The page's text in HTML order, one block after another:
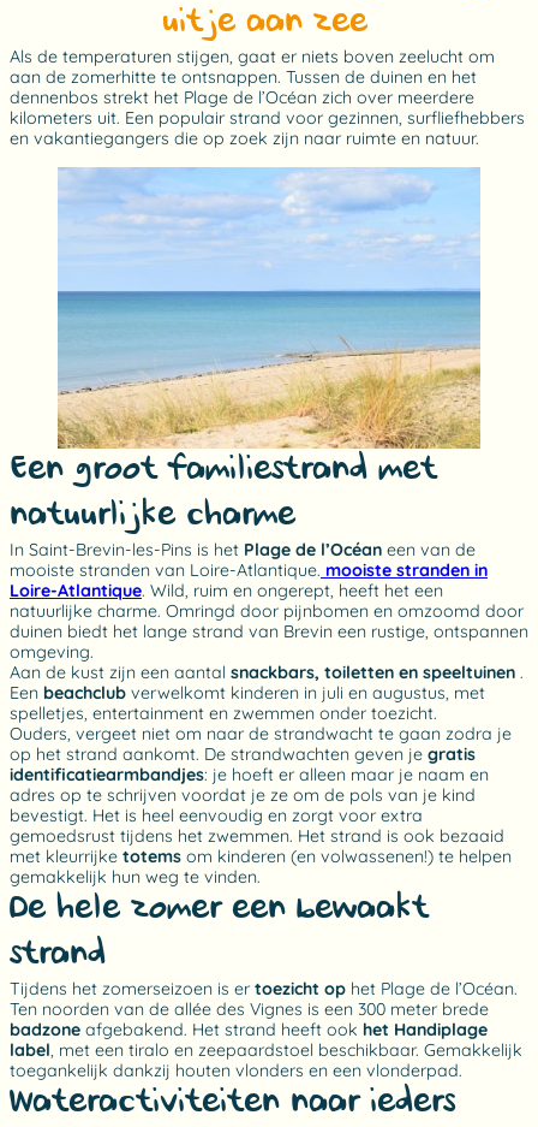
uitje aan zee!
Als de temperaturen stijgen, gaat er niets boven zeelucht om
aan de zomerhitte te ontsnappen. Tussen de duinen en het
dennenbos strekt het Plage de l’Océan zich over meerdere
kilometers uit. Een populair strand voor gezinnen, surfliefhebbers
en vakantiegangers die op zoek zijn naar ruimte en natuur.
Een groot familiestrand met
natuurlijke charme
In Saint-Brevin-les-Pins is het Plage de l’Océan een van de
mooiste stranden van Loire-Atlantique. mooiste stranden in
Loire-Atlantique. Wild, ruim en ongerept, heeft het een
natuurlijke charme. Omringd door pijnbomen en omzoomd door
duinen biedt het lange strand van Brevin een rustige, ontspannen
omgeving.
Aan de kust zijn een aantal snackbars, toiletten en speeltuinen .
Een beachclub verwelkomt kinderen in juli en augustus, met
spelletjes, entertainment en zwemmen onder toezicht.
Ouders, vergeet niet om naar de strandwacht te gaan zodra je
op het strand aankomt. De strandwachten geven je gratis
identificatiearmbandjes: je hoeft er alleen maar je naam en
adres op te schrijven voordat je ze om de pols van je kind
bevestigt. Het is heel eenvoudig en zorgt voor extra
gemoedsrust tijdens het zwemmen. Het strand is ook bezaaid
met kleurrijke totems om kinderen (en volwassenen!) te helpen
gemakkelijk hun weg te vinden.
De hele zomer een bewaakt
strand
Tijdens het zomerseizoen is er toezicht op het Plage de l’Océan.
Ten noorden van de allée des Vignes is een 300 meter brede
badzone afgebakend. Het strand heeft ook het Handiplage
label, met een tiralo en zeepaardstoel beschikbaar. Gemakkelijk
toegankelijk dankzij houten vlonders en een vlonderpad.
Wateractiviteiten naar ieders